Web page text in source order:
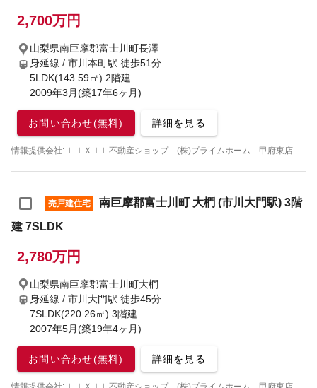
2,700万円
山梨県南巨摩郡富士川町長澤
身延線 / 市川本町駅 徒歩51分
5LDK(143.59㎡) 2階建
2009年3月(築17年6ヶ月)
お問い合わせ(無料) 詳細を見る
情報提供会社: ＬＩＸＩＬ不動産ショップ (株)プライムホーム 甲府東店
売戸建住宅
南巨摩郡富士川町 大椚 (市川大門駅) 3階
建 7SLDK
2,780万円
山梨県南巨摩郡富士川町大椚
身延線 / 市川大門駅 徒歩45分
7SLDK(220.26㎡) 3階建
2007年5月(築19年4ヶ月)
お問い合わせ(無料) 詳細を見る